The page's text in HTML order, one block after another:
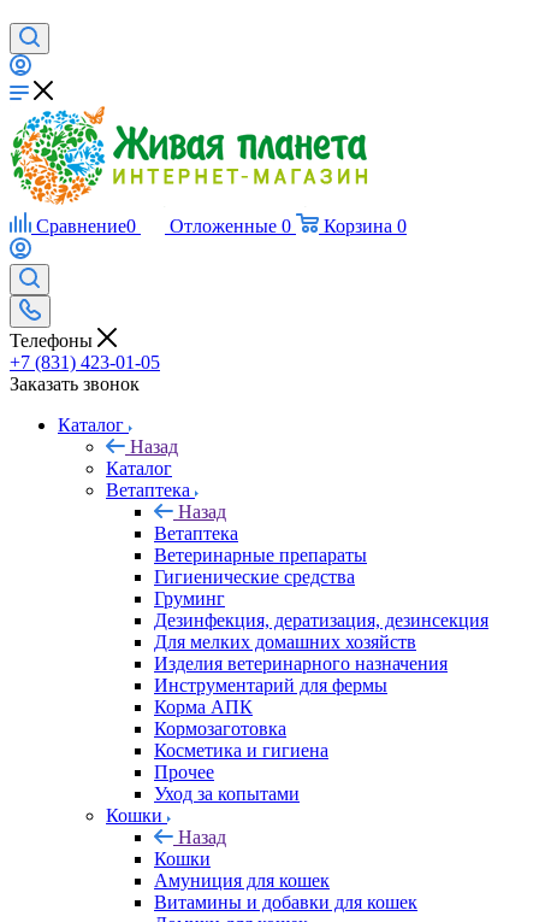
Сравнение0 Отложенные 0 Корзина 0
Телефоны
+7 (831) 423-01-05
Заказать звонок
Каталог
Назад
Каталог
Ветаптека
Назад
Ветаптека
Ветеринарные препараты
Гигиенические средства
Груминг
Дезинфекция, дератизация, дезинсекция
Для мелких домашних хозяйств
Изделия ветеринарного назначения
Инструментарий для фермы
Корма АПК
Кормозаготовка
Косметика и гигиена
Прочее
Уход за копытами
Кошки
Назад
Кошки
Амуниция для кошек
Витамины и добавки для кошек